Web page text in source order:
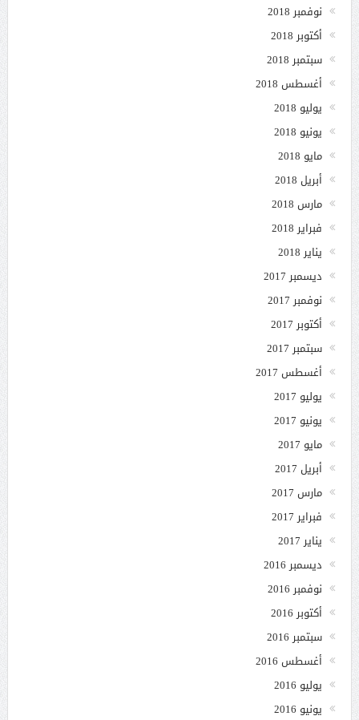
نوفمبر 2018
أكتوبر 2018
سبتمبر 2018
أغسطس 2018
يوليو 2018
يونيو 2018
مايو 2018
أبريل 2018
مارس 2018
فبراير 2018
يناير 2018
ديسمبر 2017
نوفمبر 2017
أكتوبر 2017
سبتمبر 2017
أغسطس 2017
يوليو 2017
يونيو 2017
مايو 2017
أبريل 2017
مارس 2017
فبراير 2017
يناير 2017
ديسمبر 2016
نوفمبر 2016
أكتوبر 2016
سبتمبر 2016
أغسطس 2016
يوليو 2016
يونيو 2016